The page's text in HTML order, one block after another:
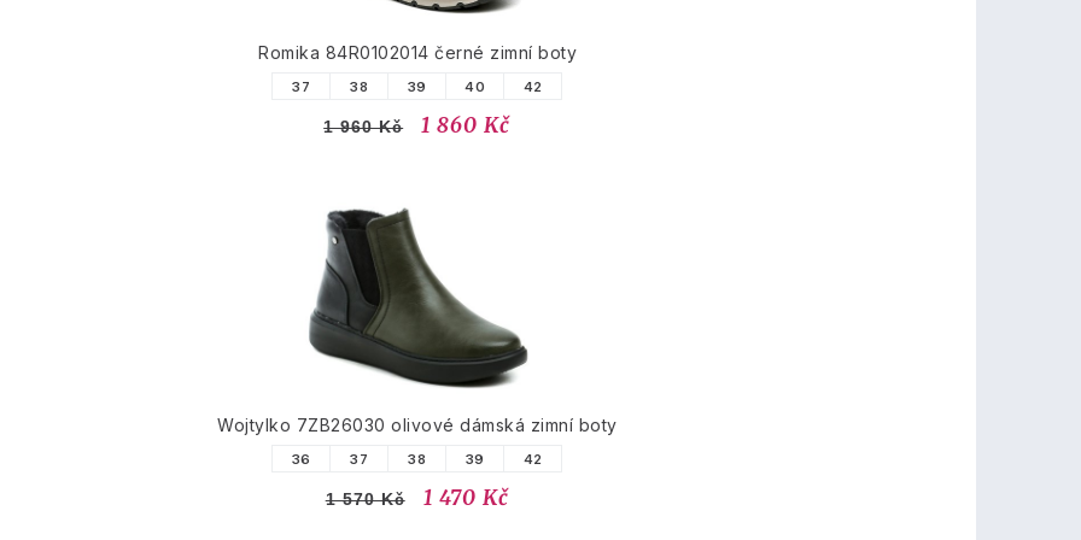
Romika 84R0102014 černé zimní boty
37 38 39 40 42
1 960 Kč 1 860 Kč
Wojtylko 7ZB26030 olivové dámská zimní boty
36 37 38 39 42
1 570 Kč 1 470 Kč